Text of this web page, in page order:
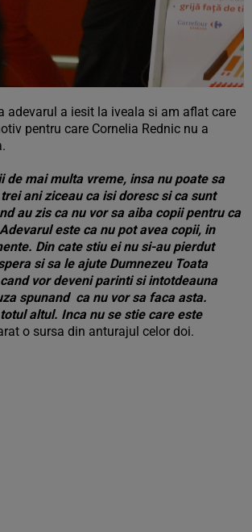
adevarul a iesit la iveala si am aflat care
pentru care Cornelia Rednic nu a
de mai multa vreme, insa nu poate sa
ani ziceau ca isi doresc si ca sunt
au zis ca nu vor sa aiba copii pentru ca
este ca nu pot avea copii, in
Din cate stiu ei nu si-au pierdut
si sa le ajute Dumnezeu Toata
vor deveni parinti si intotdeauna
spunand ca nu vor sa faca asta.
altul. Inca nu se stie care este
o sursa din anturajul celor doi.